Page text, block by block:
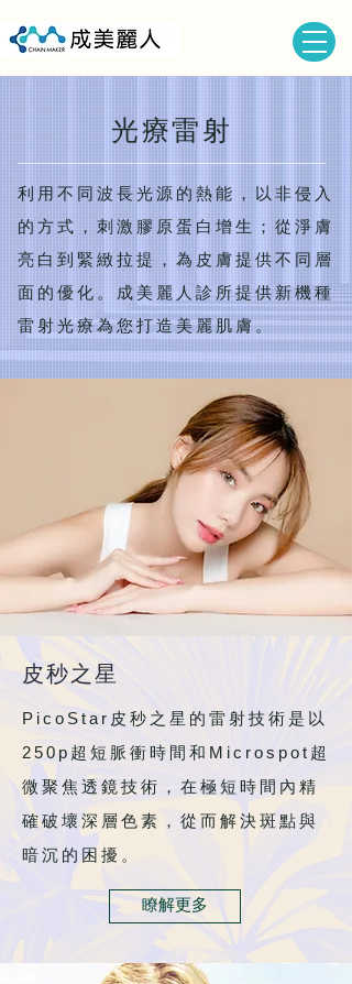
光療雷射
利用不同波長光源的熱能，以非侵入
的方式，刺激膠原蛋白增生；從淨膚
亮白到緊緻拉提，為皮膚提供不同層
面的優化。成美麗人診所提供新機種
雷射光療為您打造美麗肌膚。
皮秒之星
PicoStar皮秒之星的雷射技術是以
250p超短脈衝時間和Microspot超
微聚焦透鏡技術，在極短時間內精
確破壞深層色素，從而解決斑點與
暗沉的困擾。
瞭解更多